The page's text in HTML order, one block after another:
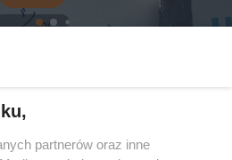
partnerów oraz inne